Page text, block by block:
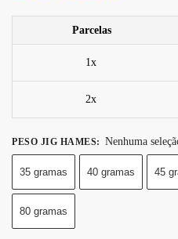
Parcelas
1x
2x
PESO JIG HAMES: Nenhuma
35 gramas 40 gramas 45
80 gramas